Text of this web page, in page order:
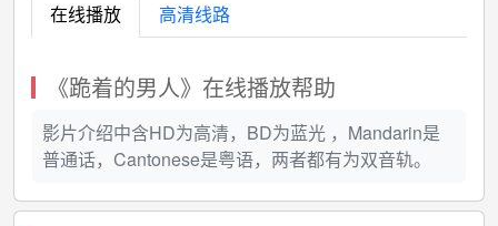
在线播放 高清线路
《跪着的男人》在线播放帮助
影片介绍中含HD为高清，BD为蓝光 ，Mandarin是
普通话，Cantonese是粤语，两者都有为双音轨。